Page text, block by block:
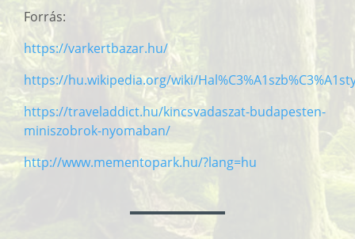
Forrás:
https://varkertbazar.hu/
https://hu.wikipedia.org/wiki/
https://traveladdict.hu/kincsvadaszat-budapesten-
miniszobrok-nyomaban/
http://www.mementopark.hu/?lang=hu